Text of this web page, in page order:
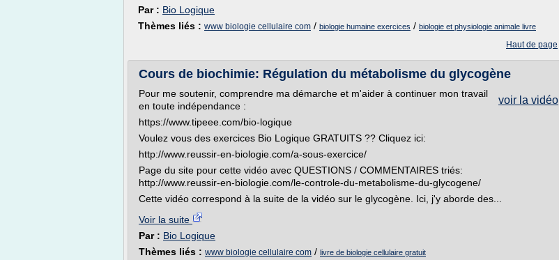
Par : Bio Logique
Thèmes liés : www biologie cellulaire com / biologie humaine exercices / biologie et physiologie animale livre
Haut de page
Cours de biochimie: Régulation du métabolisme du glycogène
voir la vidéo
Pour me soutenir, comprendre ma démarche et m'aider à continuer mon travail
en toute indépendance :
https://www.tipeee.com/bio-logique
Voulez vous des exercices Bio Logique GRATUITS ?? Cliquez ici:
http://www.reussir-en-biologie.com/a-sous-exercice/
Page du site pour cette vidéo avec QUESTIONS / COMMENTAIRES triés:
http://www.reussir-en-biologie.com/le-controle-du-metabolisme-du-glycogene/
Cette vidéo correspond à la suite de la vidéo sur le glycogène. Ici, j'y aborde des...
Voir la suite
Par : Bio Logique
Thèmes liés : www biologie cellulaire com / livre de biologie cellulaire gratuit